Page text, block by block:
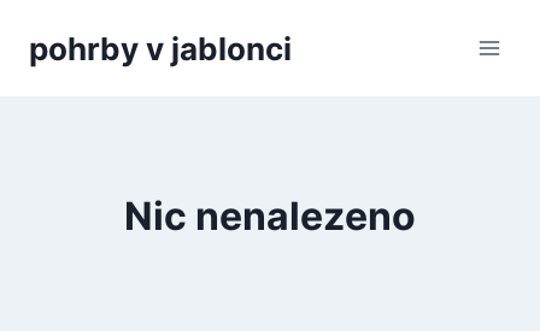
pohrby v jablonci
Nic nenalezeno